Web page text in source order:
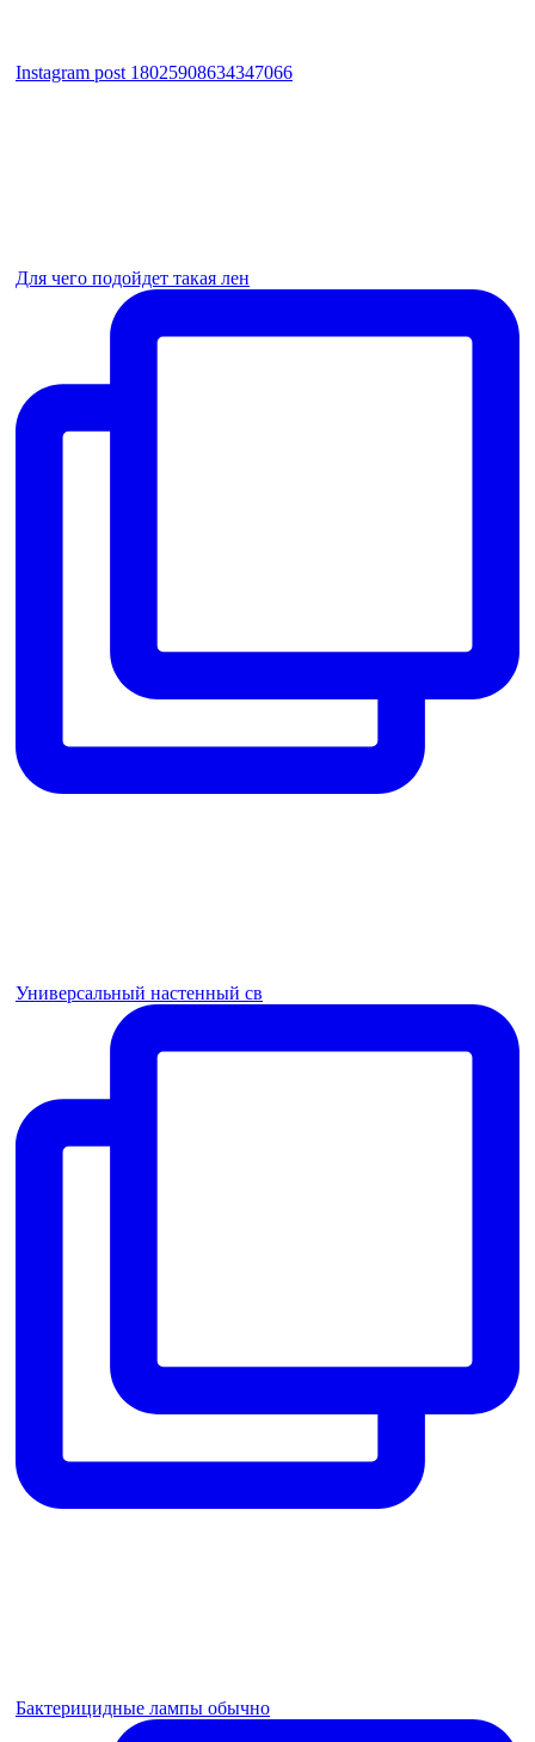
Instagram post 18025908634347066
Для чего подойдет такая лен
Универсальный настенный св
Бактерицидные лампы обычно